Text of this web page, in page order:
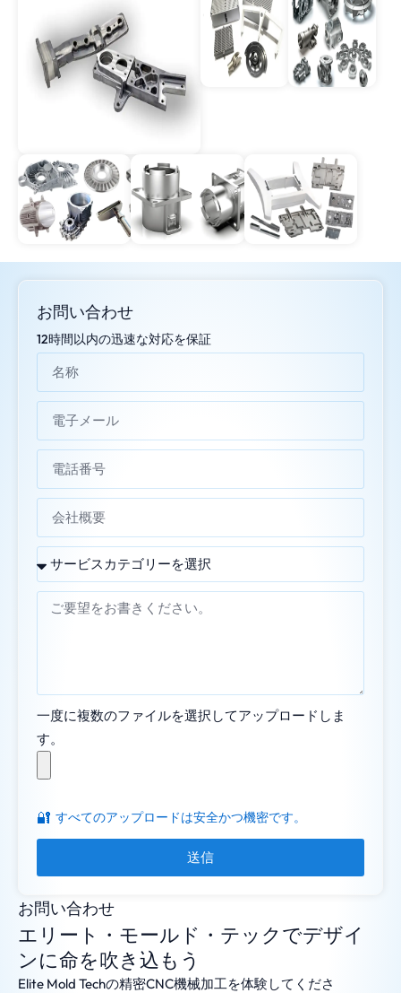
お問い合わせ
エリート・モールド・テックでデザイ
ンに命を吹き込もう
Elite Mold Techの精密CNC機械加工を体験してくださ
お問い合わせ
12時間以内の迅速な対応を保証
一度に複数のファイルを選択してアップロードしま
す。
🔐 すべてのアップロードは安全かつ機密です。
送信